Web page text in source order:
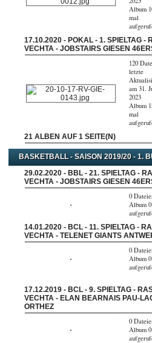
Album
mal
17.10.2020 - POKAL - 1. SPIELTAG -
VECHTA - JOBSTAIRS GIESEN
120
letzte
am 31.
2023
Album
mal
21 ALBEN AUF 1 SEITE(N)
BASKETBALL - SAISON 2019/20 - 1.
29.02.2020 - BBL - 21. SPIELTAG -
VECHTA - JOBSTAIRS GIESEN
0
Album
14.01.2020 - BCL - 11. SPIELTAG -
VECHTA - TELENET GIANTS
0
Album
17.12.2019 - BCL - 9. SPIELTAG -
VECHTA - ELAN BEARNAIS PAU-
ORTHEZ
0
Album